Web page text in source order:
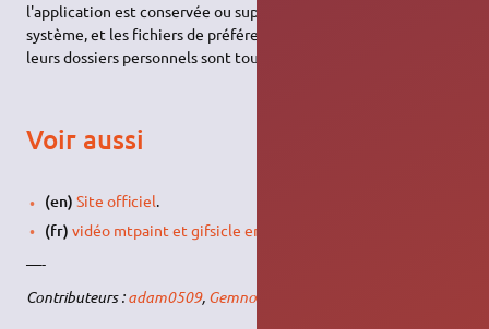
l'application est conservée ou supprimée. Les journaux du
système, et les fichiers de préférence des utilisateurs dans
leurs dossiers personnels sont toujours conservés.
Voir aussi
(en) Site officiel.
(fr) vidéo mtpaint et gifsicle en action
—-
Contributeurs :adam0509, Gemnoc